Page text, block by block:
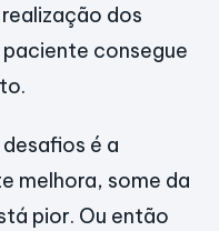
dos
consegue
é a
melhora, some da
pior. Ou então